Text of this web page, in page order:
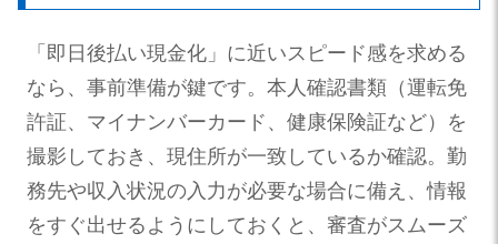
「即日後払い現金化」に近いスピード感を求める
なら、事前準備が鍵です。本人確認書類（運転免
許証、マイナンバーカード、健康保険証など）を
撮影しておき、現住所が一致しているか確認。勤
務先や収入状況の入力が必要な場合に備え、情報
をすぐ出せるようにしておくと、審査がスムーズ